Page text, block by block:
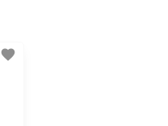
favorite